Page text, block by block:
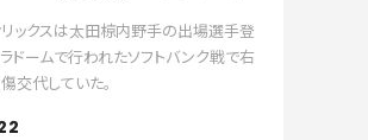
ックスは太田椋内野手の出場選手登
ドームで行われたソフトバンク戦で右
交代していた。